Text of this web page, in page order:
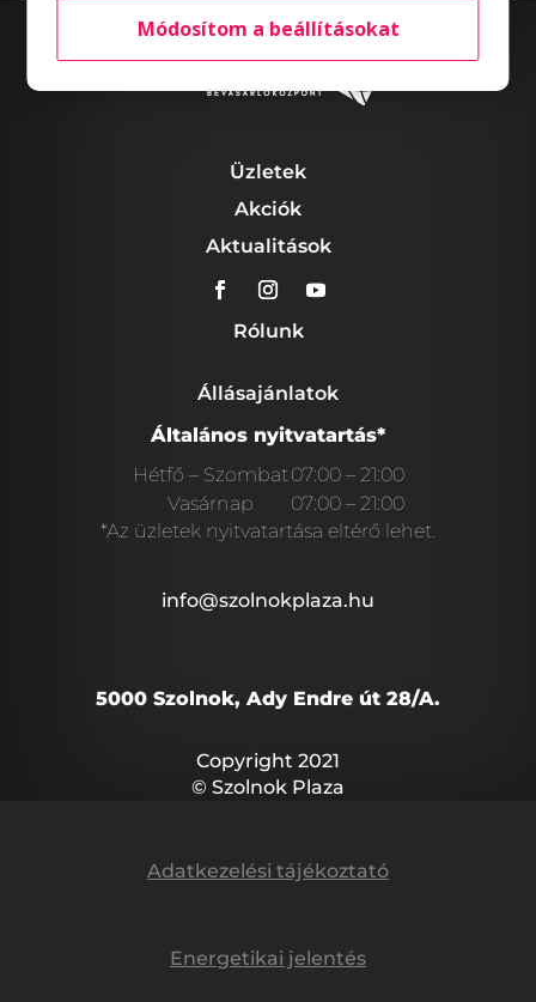
Üzletek
Akciók
Aktualitások
Rólunk
Állásajánlatok
Általános nyitvatartás*
Hétfő – Szombat07:00 – 21:00
Vasárnap
07:00 – 21:00
*Az üzletek nyitvatartása eltérő lehet.
info@szolnokplaza.hu
5000 Szolnok, Ady Endre út 28/A.
Copyright 2021
© Szolnok Plaza
Adatkezelési tájékoztató
Energetikai jelentés
Módosítom a beállításokat